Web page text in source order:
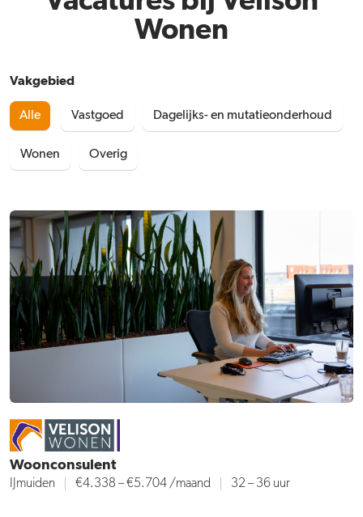
Wonen
Vakgebied
Alle Vastgoed Dagelijks- en mutatieonderhoud
Wonen Overig
Woonconsulent
IJmuiden €4.338 – €5.704/maand 32 – 36 uur